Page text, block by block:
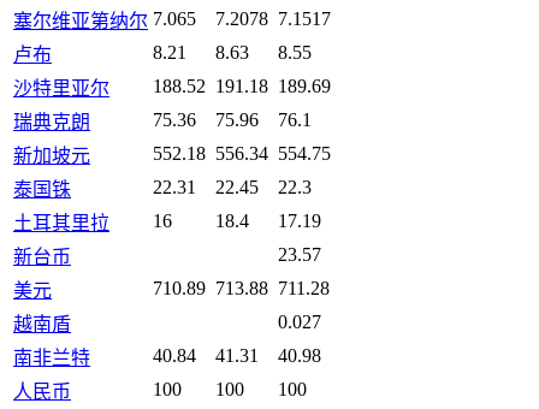
塞尔维亚第纳尔 7.065 7.2078 7.1517
卢布
8.21 8.63
8.55
沙特里亚尔
188.52 191.18 189.69
瑞典克朗
75.36 75.96
76.1
新加坡元
552.18 556.34 554.75
泰国铢
22.31 22.45
22.3
土耳其里拉
16 18.4
17.19
新台币
23.57
美元
710.89 713.88 711.28
越南盾
0.027
南非兰特
40.84 41.31
40.98
人民币
100 100 100